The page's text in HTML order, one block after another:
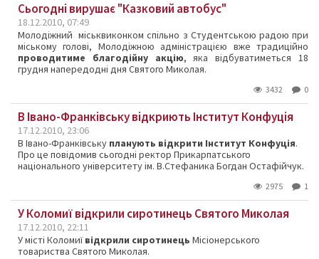
Сьогодні вирушає "Казковий автобус"
18.12.2010, 07:49
Молодіжний міськвиконком спільно з Студентською радою при
міському голові, Молодіжною адміністрацією вже традиційно
проводитиме благодійну акцію, яка відбуватиметься 18
грудня напередодні дня Святого Миколая.
3432 0
В Івано-Франківську відкриють Інститут Конфуція
17.12.2010, 23:06
В Івано-Франківську планують відкрити Інститут Конфуція.
Про це повідомив сьогодні ректор Прикарпатського
національного університету ім. В.Стефаника Богдан Остафійчук.
2975 1
У Коломиї відкрили сиротинець Святого Миколая
17.12.2010, 22:11
У місті Коломиївідкрили cиротинець Місіонерського
товариства Святого Миколая.